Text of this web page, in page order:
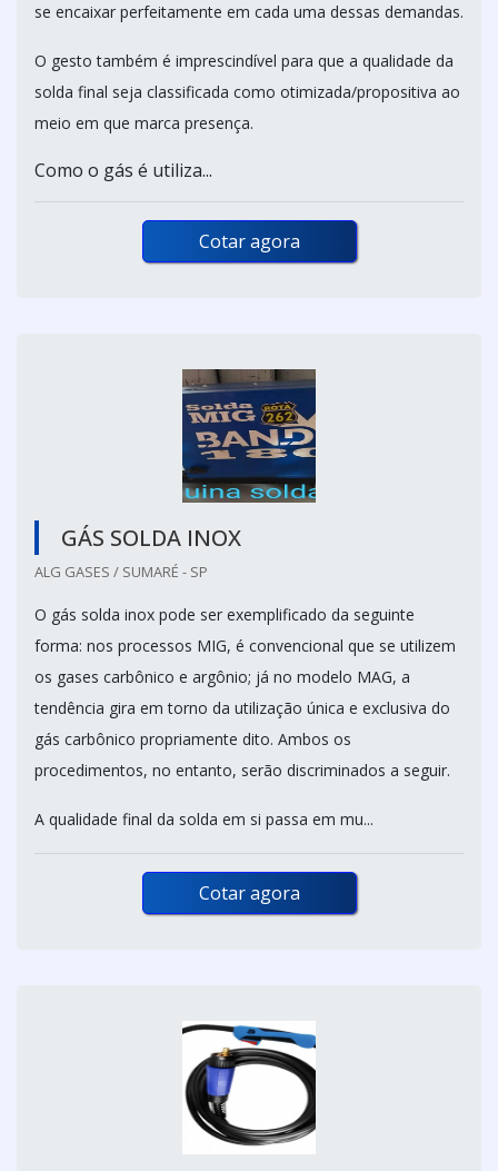
se encaixar perfeitamente em cada uma dessas demandas.
O gesto também é imprescindível para que a qualidade da
solda final seja classificada como otimizada/propositiva ao
meio em que marca presença.
Como o gás é utiliza...
Cotar agora
GÁS SOLDA INOX
ALG GASES / SUMARÉ - SP
O gás solda inox pode ser exemplificado da seguinte
forma: nos processos MIG, é convencional que se utilizem
os gases carbônico e argônio; já no modelo MAG, a
tendência gira em torno da utilização única e exclusiva do
gás carbônico propriamente dito. Ambos os
procedimentos, no entanto, serão discriminados a seguir.
A qualidade final da solda em si passa em mu...
Cotar agora